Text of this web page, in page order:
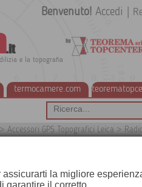
.it
e la topografia
termocamere.com
Benvenuto! Accedi
> Accessori GPS Topografici Leica >
la migliore
garantire il corretto